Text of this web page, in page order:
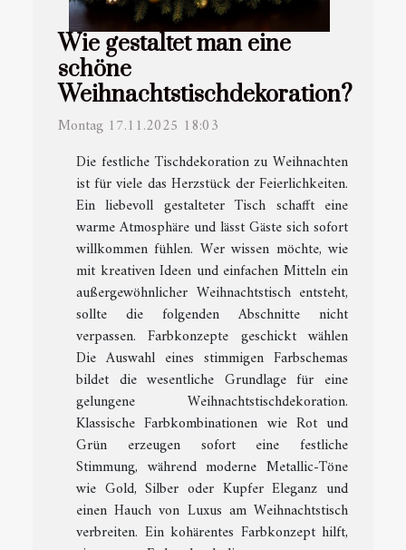
Wie gestaltet man eine
schöne
Weihnachtstischdekoration?
Montag 17.11.2025 18:03
Die festliche Tischdekoration zu Weihnachten
ist für viele das Herzstück der Feierlichkeiten.
Ein liebevoll gestalteter Tisch schafft eine
warme Atmosphäre und lässt Gäste sich sofort
willkommen fühlen. Wer wissen möchte, wie
mit kreativen Ideen und einfachen Mitteln ein
außergewöhnlicher Weihnachtstisch entsteht,
sollte die folgenden Abschnitte nicht
verpassen. Farbkonzepte geschickt wählen
Die Auswahl eines stimmigen Farbschemas
bildet die wesentliche Grundlage für eine
gelungene Weihnachtstischdekoration.
Klassische Farbkombinationen wie Rot und
Grün erzeugen sofort eine festliche
Stimmung, während moderne Metallic-Töne
wie Gold, Silber oder Kupfer Eleganz und
einen Hauch von Luxus am Weihnachtstisch
verbreiten. Ein kohärentes Farbkonzept hilft,